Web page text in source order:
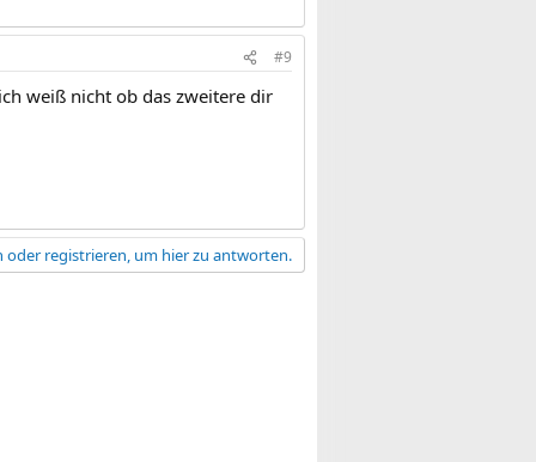
#9
weiß nicht ob das zweitere dir
oder registrieren, um hier zu antworten.